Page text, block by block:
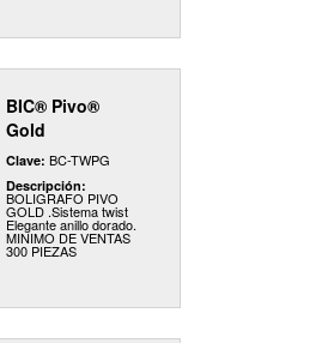
BIC® Pivo®
Gold
Clave: BC-TWPG
Descripción:
BOLIGRAFO PIVO
GOLD .Sistema twist
Elegante anillo dorado.
MINIMO DE VENTAS
300 PIEZAS